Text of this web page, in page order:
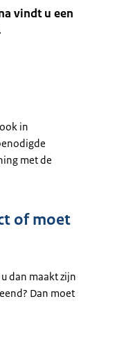
vindt u een
in
met de
of moet
dan maakt zijn
Dan moet